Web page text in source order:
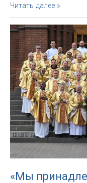
«Братство
Горницы
–
неиссякающий
источник
миссии».
Проповедь
Архиепископа
в
Великий
четверг
Читать далее »
«Мы